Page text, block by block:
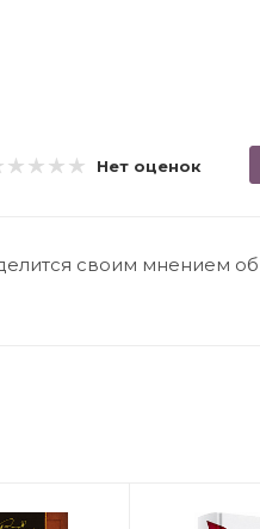
Нет оценок
своим мнением